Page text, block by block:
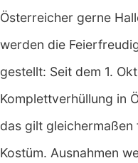
Österreicher gerne
werden die
gestellt: Seit dem 1.
Komplettverhüllung in
das gilt
Kostüm. Ausnahmen